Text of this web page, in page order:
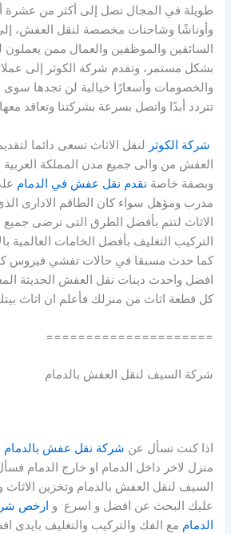
طويلة في المجال تصل إلى أكثر من عشرة
وأوناشًا وشاحنات مخصصة لنقل العفش،
السائقين والموظفين والعمال ممن يعملون
بشكل مستمر، وتقدم شركة الكوثر إلى
والخصومات وأسعارًا خيالية لن تجدها سوى
تتردد أبدًا واتصل بسرعة بشركتنا وتعاقد
شركة الكوثر لنقل الاثاث تسعى دائما
العفش من والى جميع مدن المملكة
وبصفة خاصة نقدم نقل عفش في الدمام
مدرب ومؤهل سواء كان الطاقم الادارى
الاثاث لتتم بأفضل الطرق التى ترضى جميع
التركيب التغليف بأفضل الخامات العالمية
كما حدث مسبقا في حالات تفشي فيروس
افضل واحدث دينات نقل العفش الحديثة
كل قطعة اثاث من منزلك فأعلم ان اثاث
=====================
شركة السيف لنقل العفش بالدمام
اذا كنت تسأل عن شركة نقل عفش بالدمام
منزل لاخر داخل الدمام او خارج الدمام
السيف لنقل العفش بالدمام وتخزين الاثاث
عليك البحث عن افضل و اسرع و ارخص
الدمام مع الفك والتركيب والتغليف بايدى